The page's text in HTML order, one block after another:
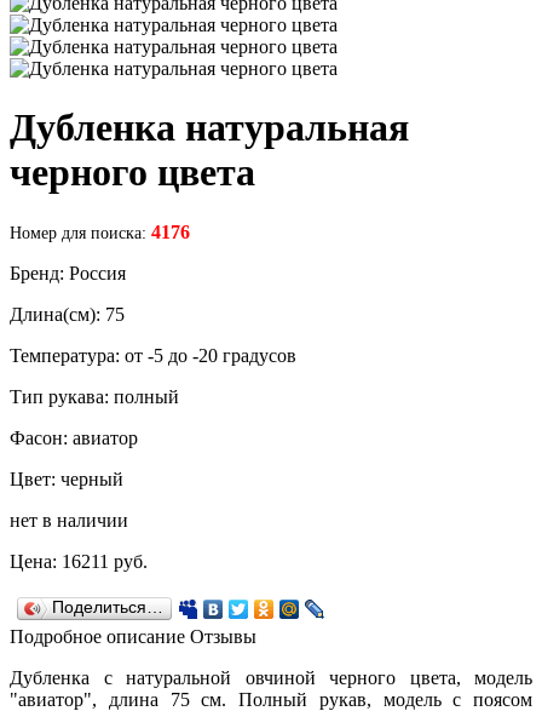
Дубленка натуральная
черного цвета
Номер для поиска: 4176
Бренд: Россия
Длина(см): 75
Температура: от -5 до -20 градусов
Тип рукава: полный
Фасон: авиатор
Цвет: черный
нет в наличии
Цена: 16211 руб.
Поделиться…
Подробное описание Отзывы
Дубленка с натуральной овчиной черного цвета, модель
"авиатор", длина 75 см. Полный рукав, модель с поясом